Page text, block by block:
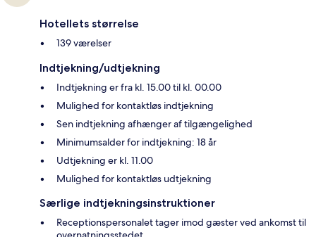
Hotellets størrelse
139 værelser
Indtjekning/udtjekning
Indtjekning er fra kl. 15.00 til kl. 00.00
Mulighed for kontaktløs indtjekning
Sen indtjekning afhænger af tilgængelighed
Minimumsalder for indtjekning: 18 år
Udtjekning er kl. 11.00
Mulighed for kontaktløs udtjekning
Særlige indtjekningsinstruktioner
Receptionspersonalet tager imod gæster ved ankomst til